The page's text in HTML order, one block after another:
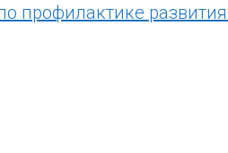
профилактике развития